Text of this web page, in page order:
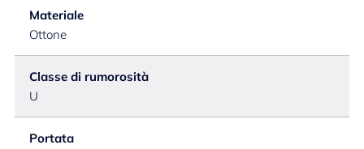
Materiale
Ottone
Classe di rumorosità
U
Portata